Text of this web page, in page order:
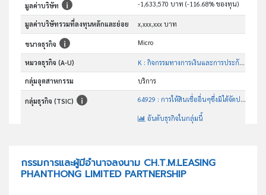
มูลค่าบริษัท -1,633,570 บาท (-116.68% ของทุน)
มูลค่าบริษัทรวมที่ลงทุนหลักและย่อย x,xxx,xxx บาท
ขนาดธุรกิจ Micro
หมวดธุรกิจ (A-U) K : กิจกรรมทางการเงินและการประกันภัย
กลุ่มอุตสาหกรรม บริการ
กลุ่มธุรกิจ (TSIC) 64929 : การให้สินเชื่ออื่นๆซึ่งมิได้จัดประเภทไว้ในที่อื่น
อันดับธุรกิจในกลุ่มนี้
กรรมการและผู้มีอำนาจลงนาม CH.T.M.LEASING
PHANTHONG LIMITED PARTNERSHIP